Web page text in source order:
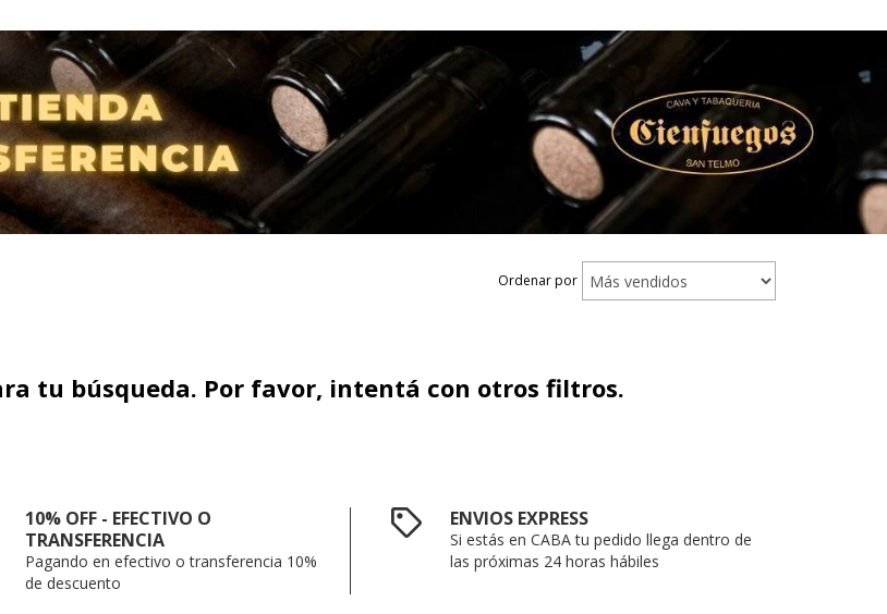
Ordenar por
tu búsqueda. Por favor, intentá con otros filtros.
10% OFF - EFECTIVO O
TRANSFERENCIA
Pagando en efectivo o transferencia 10%
de descuento
ENVIOS EXPRESS
Si estás en CABA tu pedido llega dentro de
las próximas 24 horas hábiles